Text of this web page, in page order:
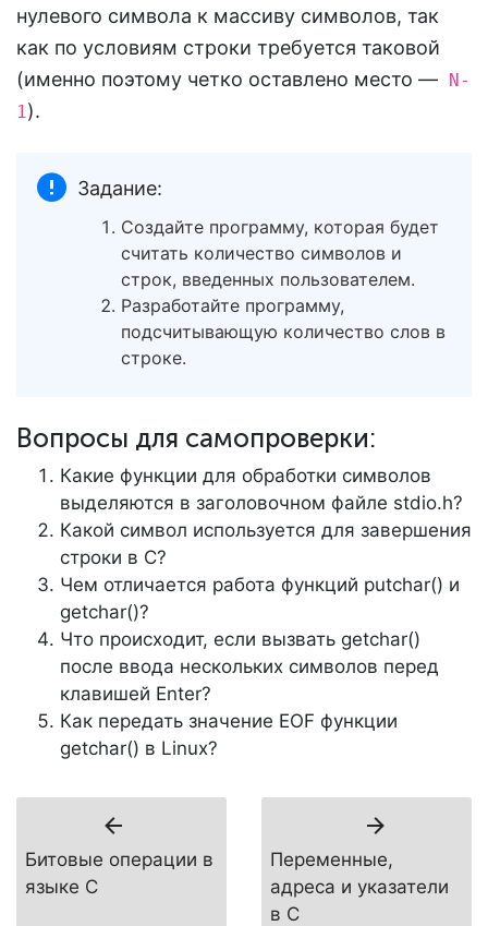
нулевого символа к массиву символов, так
как по условиям строки требуется таковой
(именно поэтому четко оставлено место — N-
1).
Задание:
Создайте программу, которая будет
считать количество символов и
строк, введенных пользователем.
Разработайте программу,
подсчитывающую количество слов в
строке.
Вопросы для самопроверки:
Какие функции для обработки символов
выделяются в заголовочном файле stdio.h?
Какой символ используется для завершения
строки в C?
Чем отличается работа функций putchar() и
getchar()?
Что происходит, если вызвать getchar()
после ввода нескольких символов перед
клавишей Enter?
Как передать значение EOF функции
getchar() в Linux?
Битовые операции в
языке C
Переменные,
адреса и указатели
в C